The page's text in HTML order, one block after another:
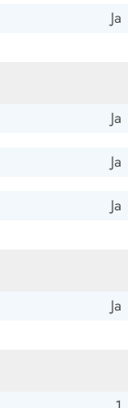
Ja
Ja
Ja
Ja
Ja